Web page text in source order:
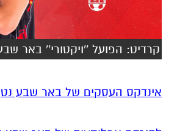
אינדקס העסקים של באר שבע נט